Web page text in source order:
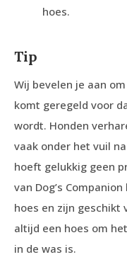
hoes.
Tip
Wij bevelen je aan
komt geregeld voor
wordt. Honden
vaak onder het vuil
hoeft gelukkig geen
van Dog’s
hoes en zijn geschikt
altijd een hoes om
in de was is.